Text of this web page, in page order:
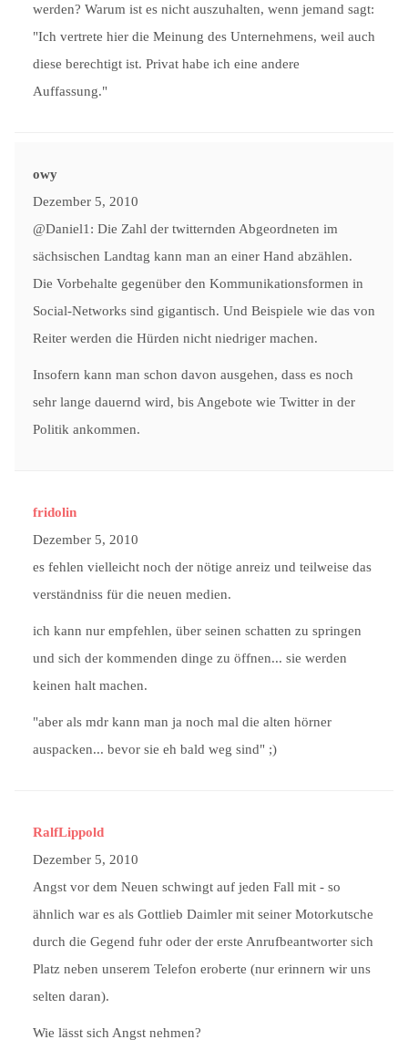
werden? Warum ist es nicht auszuhalten, wenn jemand sagt:
"Ich vertrete hier die Meinung des Unternehmens, weil auch
diese berechtigt ist. Privat habe ich eine andere
Auffassung."
owy
Dezember 5, 2010
@Daniel1: Die Zahl der twitternden Abgeordneten im
sächsischen Landtag kann man an einer Hand abzählen.
Die Vorbehalte gegenüber den Kommunikationsformen in
Social-Networks sind gigantisch. Und Beispiele wie das von
Reiter werden die Hürden nicht niedriger machen.
Insofern kann man schon davon ausgehen, dass es noch
sehr lange dauernd wird, bis Angebote wie Twitter in der
Politik ankommen.
fridolin
Dezember 5, 2010
es fehlen vielleicht noch der nötige anreiz und teilweise das
verständniss für die neuen medien.
ich kann nur empfehlen, über seinen schatten zu springen
und sich der kommenden dinge zu öffnen... sie werden
keinen halt machen.
"aber als mdr kann man ja noch mal die alten hörner
auspacken... bevor sie eh bald weg sind" ;)
RalfLippold
Dezember 5, 2010
Angst vor dem Neuen schwingt auf jeden Fall mit - so
ähnlich war es als Gottlieb Daimler mit seiner Motorkutsche
durch die Gegend fuhr oder der erste Anrufbeantworter sich
Platz neben unserem Telefon eroberte (nur erinnern wir uns
selten daran).
Wie lässt sich Angst nehmen?